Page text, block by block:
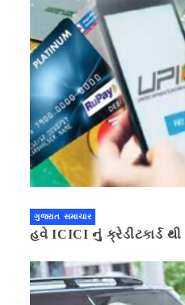
ગુજરાત સમાચાર
હવે ICICI નું ક્રેડીટકાર્ડ